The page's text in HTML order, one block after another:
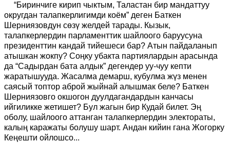
“Биринчиге кирип чыктым, Таластан бир мандаттуу
округдан талапкерлигимди коём” деген Баткен
Шерниязовдун сөзү желдей тарады. Кызык,
талапкерлердин парламенттик шайлоого баруусуна
президенттин кандай тийешеси бар? Атын пайдаланып
атышкан жокпу? Соңку убакта партиялардын арасында
да “Садырдан бата алдык” дегендер уу-чуу кепти
жаратышууда. Жасалма демарш, кубулма жүз менен
саясый топтор аброй жыйнай алышмак беле? Баткен
Шерниязовго окшогон дуулдагандардын канчасы
ийгиликке жетишет? Бул жагын бир Кудай билет. Эң
оболу, шайлоого аттанган талапкерлердин электораты,
калың каражаты болушу шарт. Андан кийин гана Жогорку
Кеңешти ойлошсо...